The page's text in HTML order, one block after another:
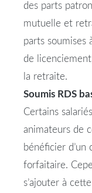
des parts
mutuelle et
parts soumises
de
la retraite.
Soumis RDS
Certains
animateurs de
bénéficier d’un
forfaitaire.
s’ajouter à